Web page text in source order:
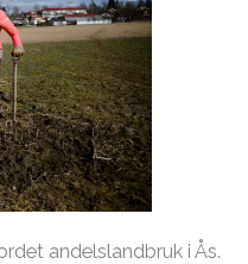
andelslandbruk i Ås.